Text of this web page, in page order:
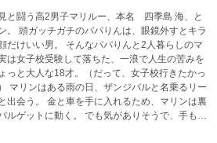
と闘う高2男子マリルー、本名 四季島 海、と
。 頭ガッチガチのパパりんは、眼鏡外すとキラ
だけいい男。 そんなパパりんと2人暮らしのマ
は女子校受験して落ちた、一浪で人生の苦みを
っと大人な18才。（だって、女子校行きたかっ
ー
出会う。 金と車を手に入れるため、マリンは裏
ルゲットに動く。 でも気がありそうで、手も繋
ムキになって行く。 （マジ、こんな可愛い僕が